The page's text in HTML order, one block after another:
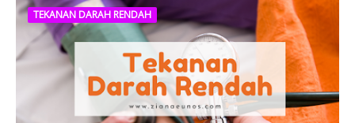
TEKANAN DARAH RENDAH